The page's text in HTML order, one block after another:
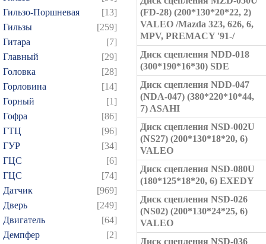
Гильзо-Поршневая
[13]
Гильзы
[259]
Гитара
[7]
Главный
[29]
Головка
[28]
Горловина
[14]
Горный
[1]
Гофра
[86]
ГТЦ
[96]
ГУР
[34]
ГЦC
[6]
ГЦС
[74]
Датчик
[969]
Дверь
[249]
Двигатель
[64]
Демпфер
[2]
(FD-28) (200*130*20*22, 2)
VALEO /Mazda 323, 626, 6,
MPV, PREMACY '91-/
Диск сцепления NDD-018
(300*190*16*30) SDE
Диск сцепления NDD-047
(NDA-047) (380*220*10*44,
7) ASAHI
Диск сцепления NSD-002U
(NS27) (200*130*18*20, 6)
VALEO
Диск сцепления NSD-080U
(180*125*18*20, 6) EXEDY
Диск сцепления NSD-026
(NS02) (200*130*24*25, 6)
VALEO
Диск сцепления NSD-036